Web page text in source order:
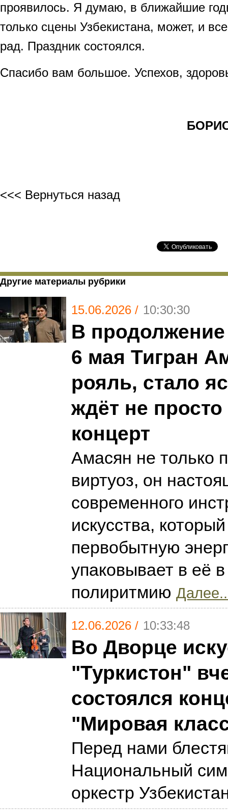
проявилось. Я думаю, в ближайшие
только сцены Узбекистана, может, и
рад. Праздник состоялся.
Спасибо вам большое. Успехов,
<<< Вернуться назад
Другие материалы рубрики
15.06.2026 / 10:30:30
В
6 мая Тигран
рояль, стало
ждёт не
концерт
Амасян не только
виртуоз, он
современного
искусства,
первобытную
упаковывает в её
полиритмию
12.06.2026 / 10:33:48
Во Дворце
"Туркистон"
состоялся
"Мировая
Перед нами
Национальный
оркестр